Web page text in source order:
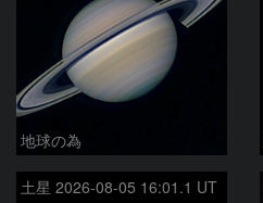
地球の為
土星 2026-08-05 16:01.1 UT